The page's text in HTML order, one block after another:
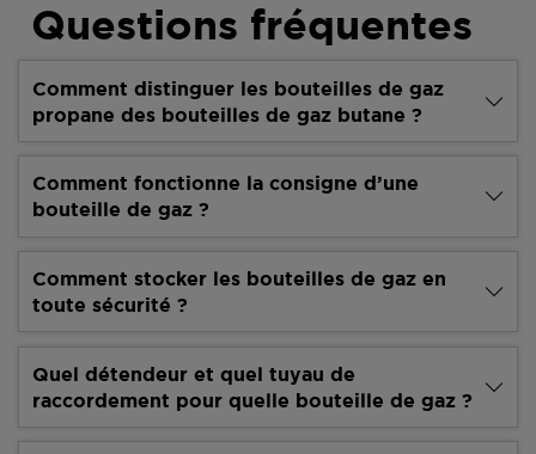
Questions fréquentes
Comment distinguer les bouteilles de gaz
propane des bouteilles de gaz butane ?
Comment fonctionne la consigne d’une
bouteille de gaz ?
Comment stocker les bouteilles de gaz en
toute sécurité ?
Quel détendeur et quel tuyau de
raccordement pour quelle bouteille de gaz ?